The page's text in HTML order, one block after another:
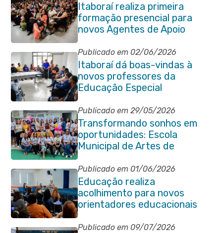
Itaboraí realiza primeira
formação presencial para
novos Agentes de Apoio
Escolar
Publicado em 02/06/2026
Itaboraí dá boas-vindas à
novos professores da
Educação Especial
Publicado em 29/05/2026
Transformando sonhos em
oportunidades: Escola
Municipal de Artes de
Itaboraí completa 37 anos de
história
Publicado em 01/06/2026
Educação realiza
acolhimento para novos
orientadores educacionais
da rede municipal
Publicado em 09/07/2026